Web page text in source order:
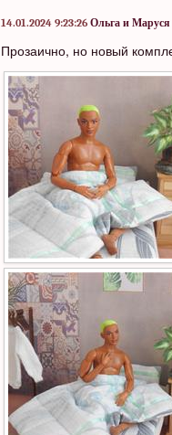
14.01.2024 9:23:26 Ольга и Маруся
Прозаично, но новый